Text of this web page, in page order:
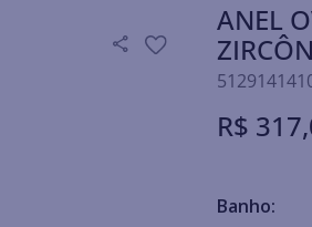
ANEL
R$ 317,
Banho: